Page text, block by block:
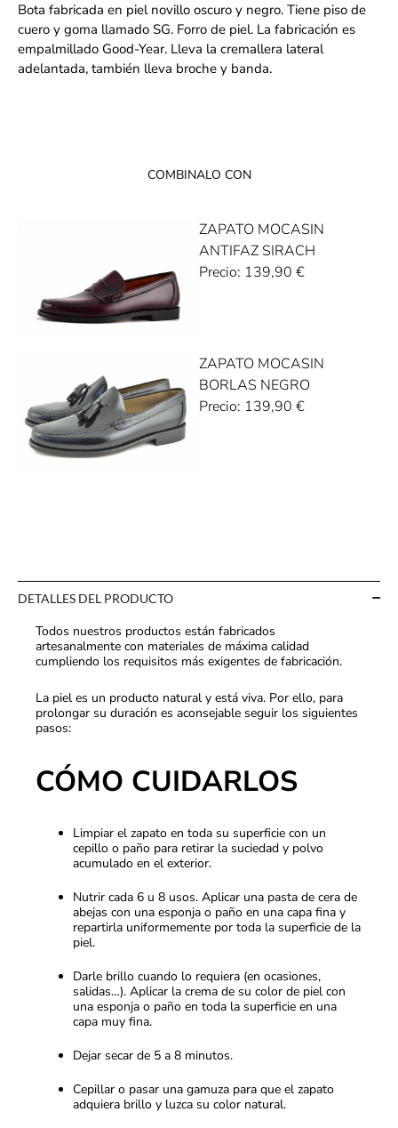
Bota fabricada en piel novillo oscuro y negro. Tiene piso de
cuero y goma llamado SG. Forro de piel. La fabricación es
empalmillado Good-Year. Lleva la cremallera lateral
adelantada, también lleva broche y banda.
COMBINALO CON
ZAPATO MOCASIN
ANTIFAZ SIRACH
Precio: 139,90 €
ZAPATO MOCASIN
BORLAS NEGRO
Precio: 139,90 €
DETALLES DEL PRODUCTO
Todos nuestros productos están fabricados
artesanalmente con materiales de máxima calidad
cumpliendo los requisitos más exigentes de fabricación.
La piel es un producto natural y está viva. Por ello, para
prolongar su duración es aconsejable seguir los siguientes
pasos:
CÓMO CUIDARLOS
Limpiar el zapato en toda su superficie con un
cepillo o paño para retirar la suciedad y polvo
acumulado en el exterior.
Nutrir cada 6 u 8 usos. Aplicar una pasta de cera de
abejas con una esponja o paño en una capa fina y
repartirla uniformemente por toda la superficie de la
piel.
Darle brillo cuando lo requiera (en ocasiones,
salidas…). Aplicar la crema de su color de piel con
una esponja o paño en toda la superficie en una
capa muy fina.
Dejar secar de 5 a 8 minutos.
Cepillar o pasar una gamuza para que el zapato
adquiera brillo y luzca su color natural.